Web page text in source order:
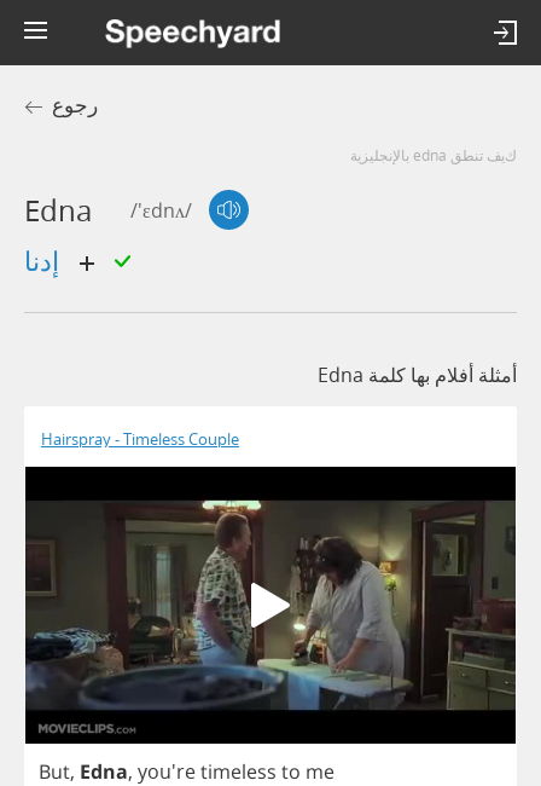
رجوع
كيف تنطق edna بالإنجليزية
Edna /'ɛdnʌ/
أمثلة أفلام بها كلمة Edna
Hairspray - Timeless Couple
But, Edna, you'retimeless to me